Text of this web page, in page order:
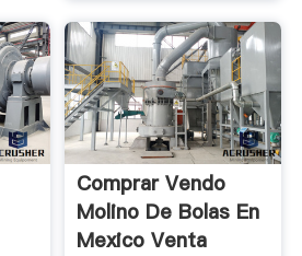
Comprar Vendo
Molino De Bolas En
Mexico Venta